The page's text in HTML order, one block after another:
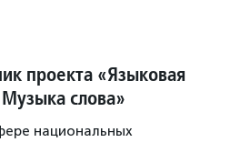
проекта «Языковая
слова»
национальных